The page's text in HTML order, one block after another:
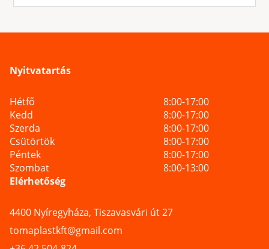
Nyitvatartás
Hétfő
8:00-17:00
Kedd
8:00-17:00
Szerda
8:00-17:00
Csütörtök
8:00-17:00
Péntek
8:00-17:00
Szombat
8:00-13:00
Elérhetőség
4400 Nyíregyháza, Tiszavasvári út 27
tomaplastkft@gmail.com